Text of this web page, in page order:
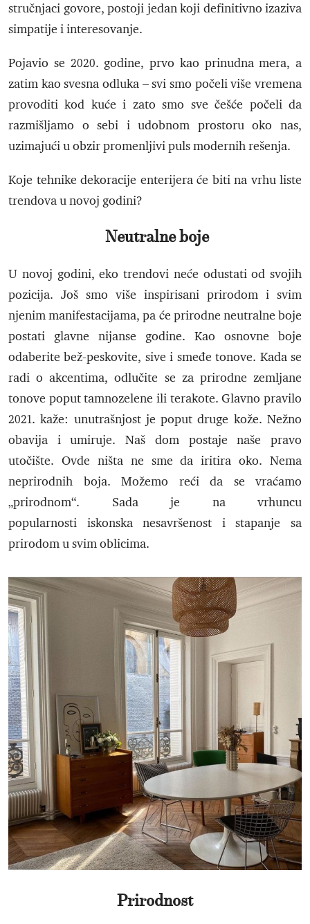
stručnjaci govore, postoji jedan koji definitivno izaziva
simpatije i interesovanje.
Pojavio se 2020. godine, prvo kao prinudna mera, a
zatim kao svesna odluka – svi smo počeli više vremena
provoditi kod kuće i zato smo sve češće počeli da
razmišljamo o sebi i udobnom prostoru oko nas,
uzimajući u obzir promenljivi puls modernih rešenja.
Koje tehnike dekoracije enterijera će biti na vrhu liste
trendova u novoj godini?
Neutralne boje
U novoj godini, eko trendovi neće odustati od svojih
pozicija. Još smo više inspirisani prirodom i svim
njenim manifestacijama, pa će prirodne neutralne boje
postati glavne nijanse godine. Kao osnovne boje
odaberite bež-peskovite, sive i smeđe tonove. Kada se
radi o akcentima, odlučite se za prirodne zemljane
tonove poput tamnozelene ili terakote. Glavno pravilo
2021. kaže: unutrašnjost je poput druge kože. Nežno
obavija i umiruje. Naš dom postaje naše pravo
utočište. Ovde ništa ne sme da iritira oko. Nema
neprirodnih boja. Možemo reći da se vraćamo
„prirodnom“. Sada je na vrhuncu
popularnosti iskonska nesavršenost i stapanje sa
prirodom u svim oblicima.
Prirodnost